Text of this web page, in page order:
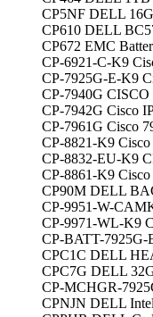
CP5NF DELL
CP610 DELL
CP672 EMC
CP-6921-C-K9
CP-7925G-E-K9
CP-7940G CISCO
CP-7942G Cisco
CP-7961G Cisco
CP-8821-K9
CP-8832-EU-K9
CP-8861-K9 Cisco
CP90M DELL
CP-9951-W-
CP-9971-WL-K9
CP-BATT-7925G-
CPC1C DELL
CPC7G DELL
CP-MCHGR-
CPNJN DELL